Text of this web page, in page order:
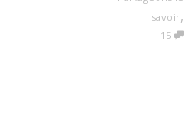
savoir,
15